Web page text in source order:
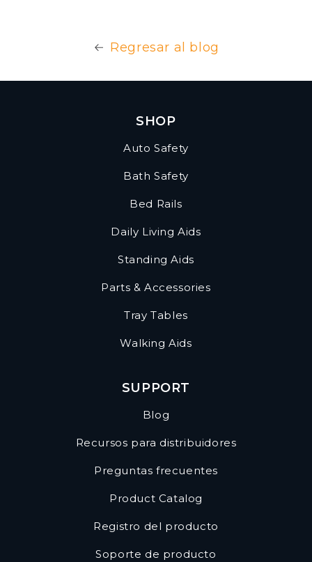
Regresar al blog
SHOP
Auto Safety
Bath Safety
Bed Rails
Daily Living Aids
Standing Aids
Parts & Accessories
Tray Tables
Walking Aids
SUPPORT
Blog
Recursos para distribuidores
Preguntas frecuentes
Product Catalog
Registro del producto
Soporte de producto